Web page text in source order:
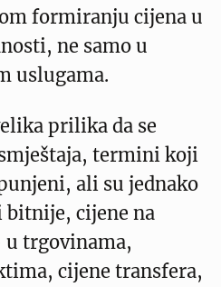
formiranju cijena u
ne samo u
uslugama.
prilika da se
termini koji
ali su jednako
bitnije, cijene na
u trgovinama,
cijene transfera,